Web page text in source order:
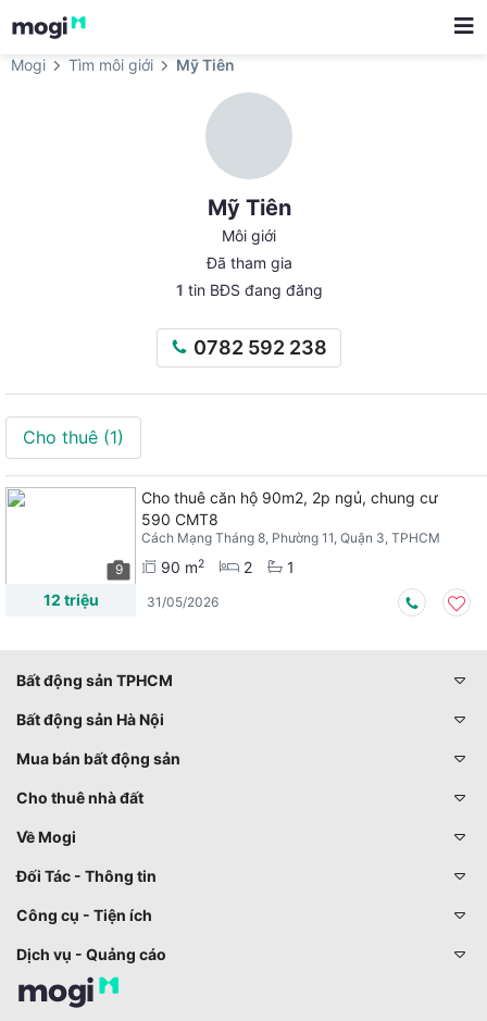
Mogi Tìm môi giới Mỹ Tiên
Mỹ Tiên
Môi giới
Đã tham gia
1 tin BĐS đang đăng
0782 592 238
Cho thuê (1)
9
Cho thuê căn hộ 90m2, 2p ngủ, chung cư
590 CMT8
Cách Mạng Tháng 8, Phường 11, Quận 3, TPHCM
90 m2 2
1
12 triệu
31/05/2026
Bất động sản TPHCM
Bất động sản Hà Nội
Mua bán bất động sản
Cho thuê nhà đất
Về Mogi
Đối Tác - Thông tin
Công cụ - Tiện ích
Dịch vụ - Quảng cáo